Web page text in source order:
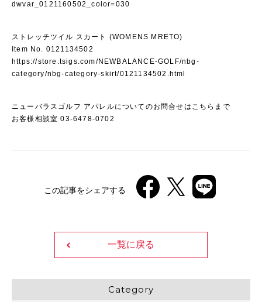
dwvar_0121160502_color=030
ストレッチツイル スカート (WOMENS MRETO)
Item No. 0121134502
https://store.tsigs.com/NEWBALANCE-GOLF/nbg-
category/nbg-category-skirt/0121134502.html
ニューバラスゴルフ アパレルについてのお問合せはこちらまで
お客様相談室 03-6478-0702
この記事をシェアする
一覧に戻る
Category